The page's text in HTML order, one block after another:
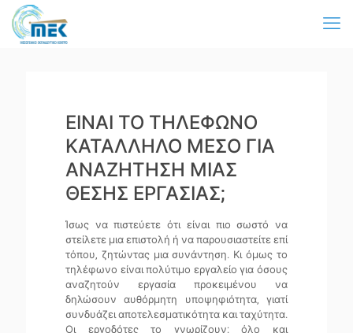
ΕΙΝΑΙ ΤΟ ΤΗΛΕΦΩΝΟ
ΚΑΤΑΛΛΗΛΟ ΜΕΣΟ ΓΙΑ
ΑΝΑΖΗΤΗΣΗ ΜΙΑΣ
ΘΕΣΗΣ ΕΡΓΑΣΙΑΣ;
Ίσως να πιστεύετε ότι είναι πιο σωστό να
στείλετε μια επιστολή ή να παρουσιαστείτε επί
τόπου, ζητώντας μια συνάντηση. Κι όμως το
τηλέφωνο είναι πολύτιμο εργαλείο για όσους
αναζητούν εργασία προκειμένου να
δηλώσουν αυθόρμητη υποψηφιότητα, γιατί
συνδυάζει αποτελεσματικότητα και ταχύτητα.
Οι εργοδότες το γνωρίζουν: όλο και